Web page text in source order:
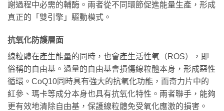
謝過程中必需的輔酶。兩者從不同環節促進能量生產，形成
真正的「雙引擎」驅動模式。
抗氧化防護層面
線粒體在產生能量的同時，也會產生活性氧（ROS），即
俗稱的自由基。過量的自由基會損傷線粒體本身，形成惡性
循環。CoQ10同時具有強大的抗氧化功能，而奇力片中的
紅參、瑪卡等成分本身也具有抗氧化特性。兩者聯手，能夠
更有效地清除自由基，保護線粒體免受氧化應激的損害。